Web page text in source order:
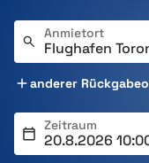
Anmietort
anderer
Zeitraum